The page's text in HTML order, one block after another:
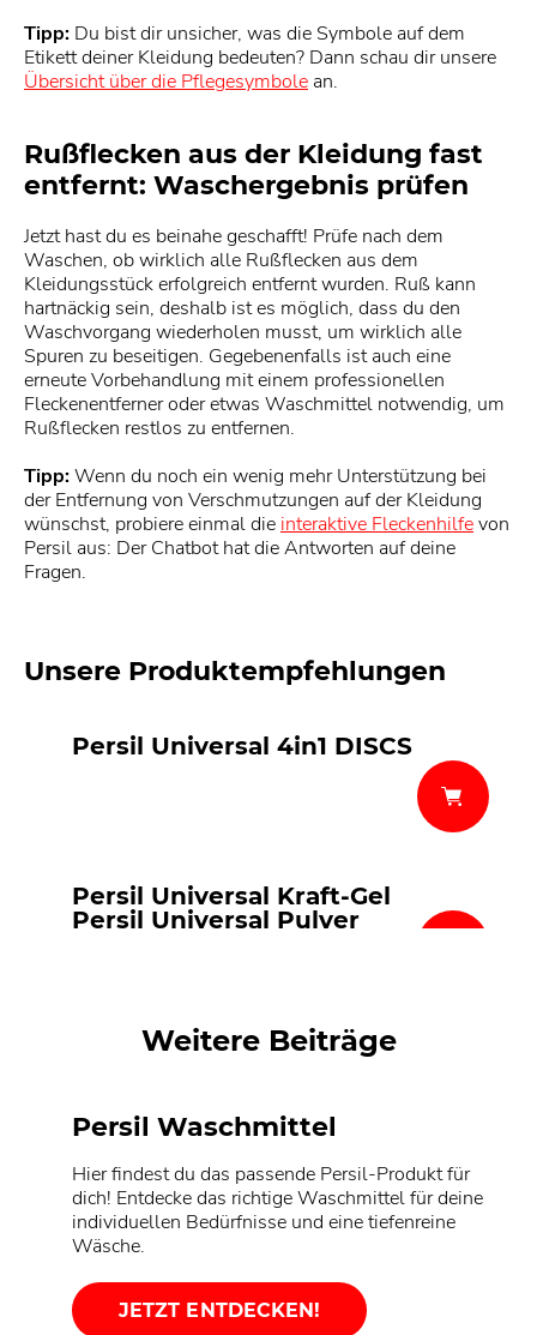
Tipp: Du bist dir unsicher, was die Symbole auf dem
Etikett deiner Kleidung bedeuten? Dann schau dir unsere
Übersicht über die Pflegesymbole an.
Rußflecken aus der Kleidung fast
entfernt: Waschergebnis prüfen
Jetzt hast du es beinahe geschafft! Prüfe nach dem
Waschen, ob wirklich alle Rußflecken aus dem
Kleidungsstück erfolgreich entfernt wurden. Ruß kann
hartnäckig sein, deshalb ist es möglich, dass du den
Waschvorgang wiederholen musst, um wirklich alle
Spuren zu beseitigen. Gegebenenfalls ist auch eine
erneute Vorbehandlung mit einem professionellen
Fleckenentferner oder etwas Waschmittel notwendig, um
Rußflecken restlos zu entfernen.
Tipp:Wenn du noch ein wenig mehr Unterstützung bei
der Entfernung von Verschmutzungen auf der Kleidung
wünschst, probiere einmal dieinteraktive Fleckenhilfevon
Persil aus: Der Chatbot hat die Antworten auf deine
Fragen.
Unsere Produktempfehlungen
Persil Universal 4in1 DISCS
Persil Universal Kraft-Gel
Persil Universal Pulver
Weitere Beiträge
Persil Waschmittel
Hier findest du das passende Persil-Produkt für
dich! Entdecke das richtige Waschmittel für deine
individuellen Bedürfnisse und eine tiefenreine
Wäsche.
JETZT ENTDECKEN!